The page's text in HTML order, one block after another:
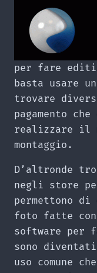
per fare
basta usare
trovare
pagamento
realizzare il
montaggio.
D’altronde
negli store
permettono
foto fatte
software per
sono
uso comune